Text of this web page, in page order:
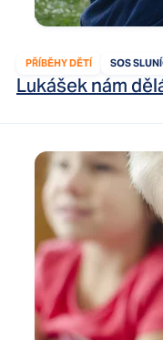
PŘÍBĚHY DĚTÍ SOS
Lukášek nám